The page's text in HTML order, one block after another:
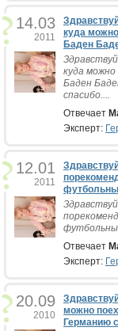
14.03
2011
куда
Баден
куда
Баден
спасибо....
Отвечает
Эксперт:
12.01
2011
Отвечает
Эксперт:
20.09
2010
можно
Германию